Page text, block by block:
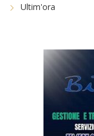
Ultim'ora